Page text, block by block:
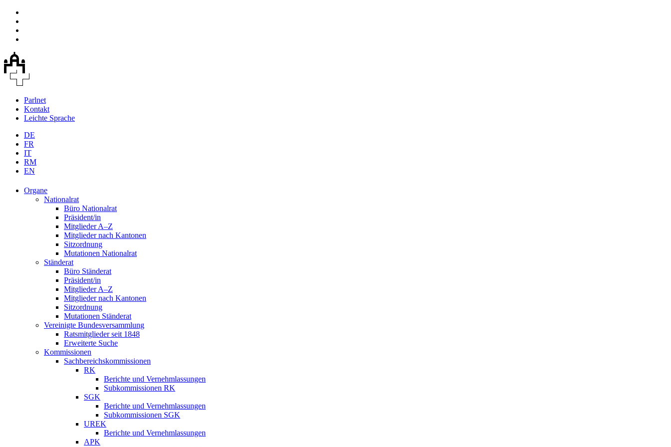
Parlnet
Kontakt
Leichte Sprache
DE
FR
IT
RM
EN
Organe
Nationalrat
Büro Nationalrat
Präsident/in
Mitglieder A–Z
Mitglieder nach Kantonen
Sitzordnung
Mutationen Nationalrat
Ständerat
Büro Ständerat
Präsident/in
Mitglieder A–Z
Mitglieder nach Kantonen
Sitzordnung
Mutationen Ständerat
Vereinigte Bundesversammlung
Ratsmitglieder seit 1848
Erweiterte Suche
Kommissionen
Sachbereichskommissionen
RK
Berichte und Vernehmlassungen
Subkommissionen RK
SGK
Berichte und Vernehmlassungen
Subkommissionen SGK
UREK
Berichte und Vernehmlassungen
APK